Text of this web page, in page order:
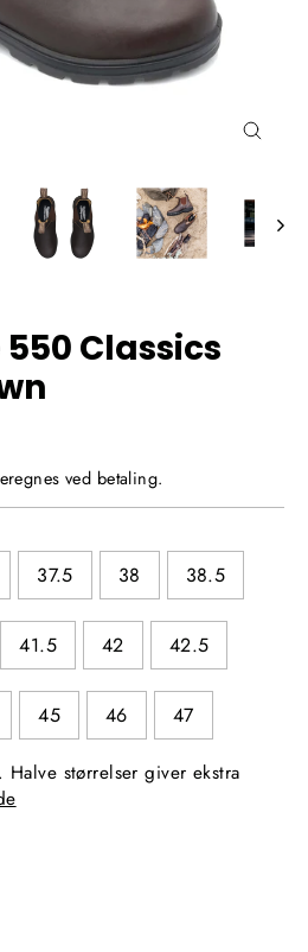
Classics
ved betaling.
37.5 38 38.5
41.5 42 42.5
45 46 47
størrelser giver ekstra